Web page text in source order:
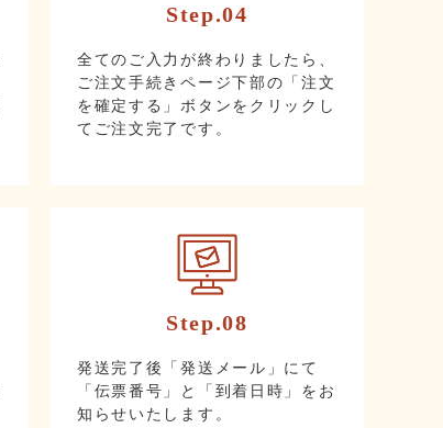
Step.04
全てのご入力が終わりましたら、
ご注文手続きページ下部の「注文
を確定する」ボタンをクリックし
てご注文完了です。
Step.08
発送完了後「発送メール」にて
「伝票番号」と「到着日時」をお
知らせいたします。